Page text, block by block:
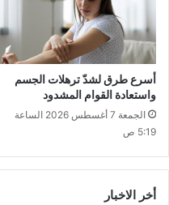
أسرع طرق لشدّ ترهلات الجسم
واستعادة القوام المشدود
الجمعة 7 أغسطس 2026 الساعة
5:19 ص
أخر الاخبار